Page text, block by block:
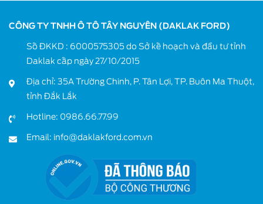
CÔNG TY TNHH Ô TÔ TÂY NGUYÊN (DAKLAK FORD)
Số ĐKKD : 6000575305 do Sở kế hoạch và đầu tư tỉnh
Daklak cấp ngày 27/10/2015
Địa chỉ: 35A Trường Chinh, P. Tân Lợi, TP. Buôn Ma Thuột,
tỉnh Đắk Lắk
Hotline: 0986.66.77.99
Email: info@daklakford.com.vn